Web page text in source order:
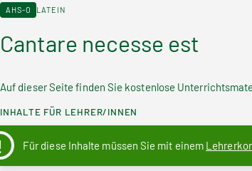
AHS-O LATEIN
Cantare necesse est
Auf dieser Seite finden Sie kostenlose
INHALTE FÜR LEHRER/INNEN
Für diese Inhalte müssen Sie mit einem